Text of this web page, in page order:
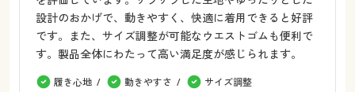
設計のおかげで、動きやすく、快適に着用できると好評
です。また、サイズ調整が可能なウエストゴムも便利で
す。製品全体にわたって高い満足度が感じられます。
履き心地 動きやすさ
サイズ調整